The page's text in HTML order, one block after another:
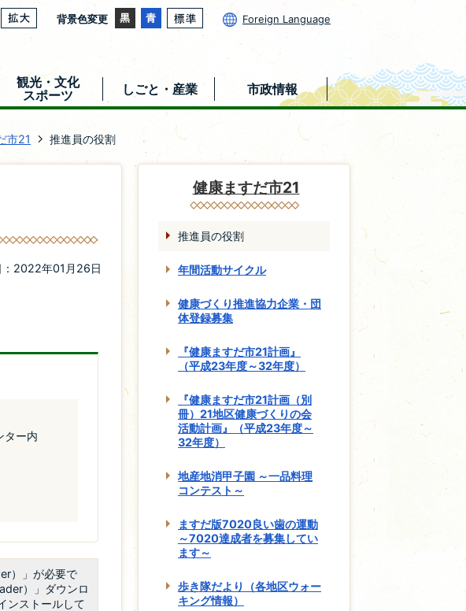
背景色変更 Foreign Language
観光・文化
スポーツ
しごと・産業 市政情報
市21 推進員の役割
：2022年01月26日
ター内
）」が必要で
）」ダウンロ
ンストールして
健康ますだ市21
推進員の役割
年間活動サイクル
健康づくり推進協力企業・団
体登録募集
『健康ますだ市21計画』
（平成23年度～32年度）
『健康ますだ市21計画（別
冊）21地区健康づくりの会
活動計画』（平成23年度～
32年度）
地産地消甲子園 ～一品料理
コンテスト～
ますだ版7020良い歯の運動
～7020達成者を募集してい
ます～
歩き隊だより（各地区ウォー
キング情報）